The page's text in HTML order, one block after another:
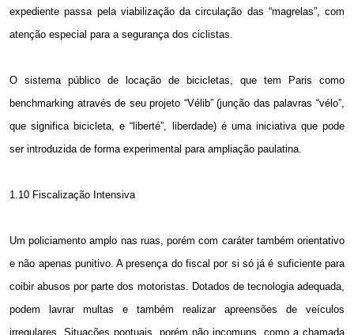
expediente passa pela viabilização da circulação das “magrelas”, com
atenção especial para a segurança dos ciclistas.
O sistema público de locação de bicicletas, que tem Paris como
benchmarking através de seu projeto “Vélib” (junção das palavras “vélo”,
que significa bicicleta, e “liberté”, liberdade) é uma iniciativa que pode
ser introduzida de forma experimental para ampliação paulatina.
1.10 Fiscalização Intensiva
Um policiamento amplo nas ruas, porém com caráter também orientativo
e não apenas punitivo. A presença do fiscal por si só já é suficiente para
coibir abusos por parte dos motoristas. Dotados de tecnologia adequada,
podem lavrar multas e também realizar apreensões de veículos
irregulares. Situações pontuais, porém não incomuns, como a chamada